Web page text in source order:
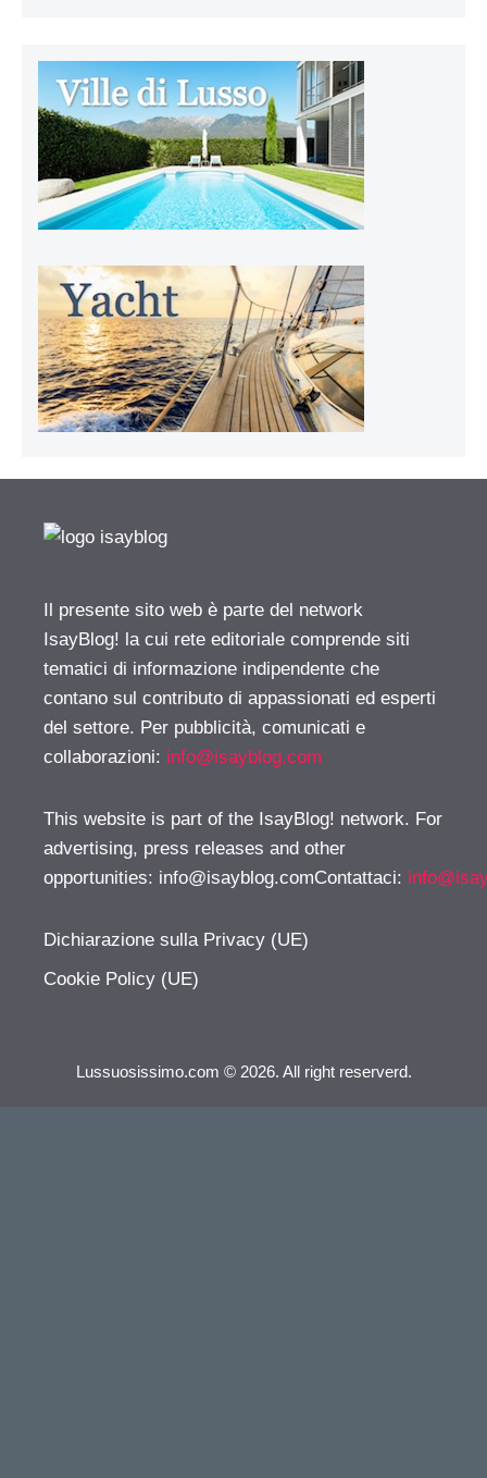
Il presente sito web è parte del network
IsayBlog! la cui rete editoriale comprende siti
tematici di informazione indipendente che
contano sul contributo di appassionati ed esperti
del settore. Per pubblicità, comunicati e
collaborazioni: info@isayblog.com
This website is part of the IsayBlog! network. For
advertising, press releases and other
opportunities: info@isayblog.comContattaci:
Dichiarazione sulla Privacy (UE)
Cookie Policy (UE)
Lussuosissimo.com © 2026. All right reserverd.